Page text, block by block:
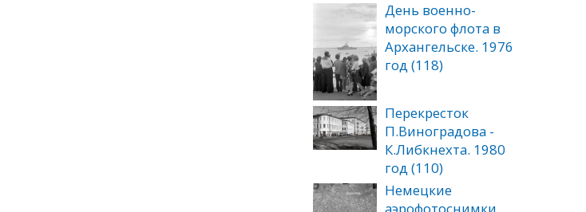
День военно-
морского флота в
Архангельске. 1976
год (118)
Перекресток
П.Виноградова -
К.Либкнехта. 1980
год (110)
Немецкие